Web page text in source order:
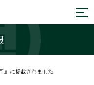
』に掲載されました